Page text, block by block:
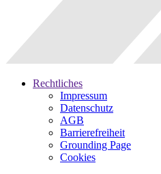
Rechtliches
Impressum
Datenschutz
AGB
Barrierefreiheit
Grounding Page
Cookies